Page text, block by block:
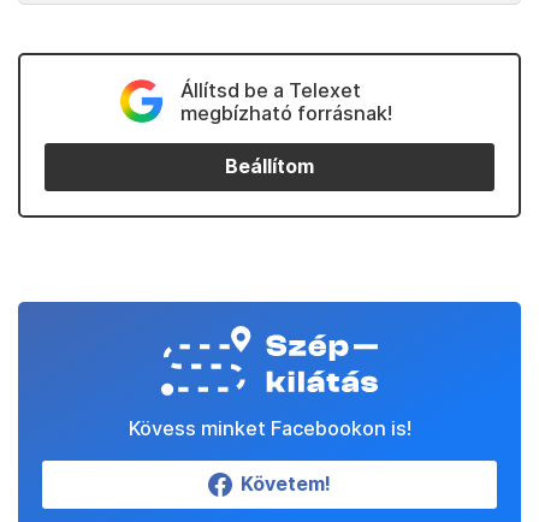
Állítsd be a Telexet
megbízható forrásnak!
Beállítom
Kövess minket Facebookon is!
Követem!